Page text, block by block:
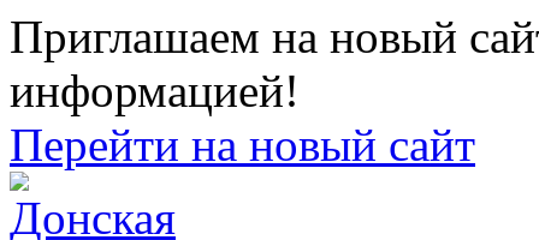
Приглашаем на новый
информацией!
Перейти на новый сайт